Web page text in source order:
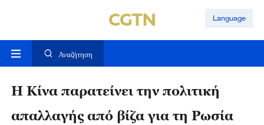
Language
Αναζήτηση
Η Κίνα παρατείνει την πολιτική
απαλλαγής από βίζα για τη Ρωσία